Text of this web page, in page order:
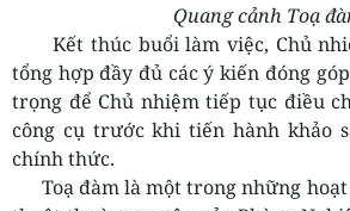
Quang cảnh Toạ
Kết thúc buổi làm việc, Chủ
tổng hợp đầy đủ các ý kiến đóng
trọng để Chủ nhiệm tiếp tục điều
công cụ trước khi tiến hành khảo
chính thức.
Toạ đàm là một trong những hoạt